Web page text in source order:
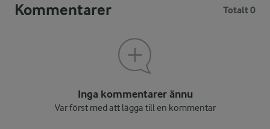
Kommentarer Totalt 0
Inga kommentarer ännu
Var först med att lägga till en kommentar